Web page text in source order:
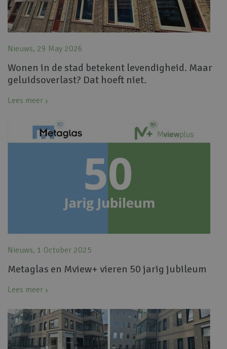
Nieuws, 29 May 2026
Wonen in de stad betekent levendigheid. Maar
geluidsoverlast? Dat hoeft niet.
Lees meer
Nieuws, 1 October 2025
Metaglas en Mview+ vieren 50 jarig jubileum
Lees meer